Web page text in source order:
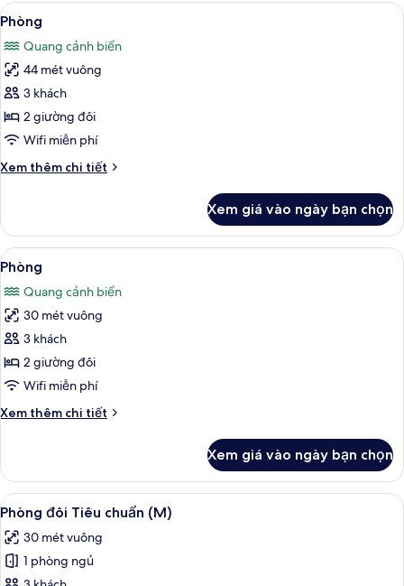
Xem
tất
cả
ảnh
Phòng
Minibar, két bảo mật tại phòng, khu
4
Phòng
Quang cảnh biển
44 mét vuông
3 khách
2 giường đôi
Wifi miễn phí
Xem thêm chi tiết
Chi
Phòng
Xem giá vào ngày bạn chọn
Xem
tất
cả
ảnh
Phòng
Minibar, két bảo mật tại phòng, khu
4
Phòng
Quang cảnh biển
30 mét vuông
3 khách
2 giường đôi
Wifi miễn phí
Xem thêm chi tiết
Chi
Phòng
Xem giá vào ngày bạn chọn
Xem
tất
cả
ảnh
Minibar, két bảo mật tại phòng, khu
2
Phòng đôi Tiêu chuẩn (M)
30 mét vuông
1 phòng ngủ